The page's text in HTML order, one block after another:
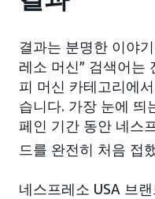
결과는 분명한 이야
레소 머신” 검색어는
피 머신 카테고리에
습니다. 가장 눈에 띄
페인 기간 동안 네스
드를 완전히 처음 접
네스프레소 USA 브